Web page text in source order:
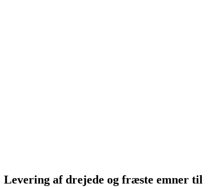
Levering af drejede og fræste emner til